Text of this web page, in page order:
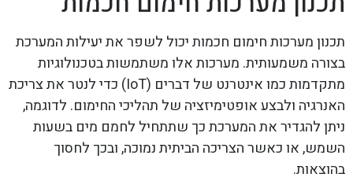
תכנון מערכות חימום חכמות יכול לשפר את יעילות המערכת
בצורה משמעותית. מערכות אלו משתמשות בטכנולוגיות
מתקדמות כמו אינטרנט של דברים (IoT) כדי לנטר את צריכת
האנרגיה ולבצע אופטימיזציה של תהליכי החימום. לדוגמה,
ניתן להגדיר את המערכת כך שתתחיל לחמם מים בשעות
השמש, או כאשר הצריכה הביתית נמוכה, ובכך לחסוך
בהוצאות.